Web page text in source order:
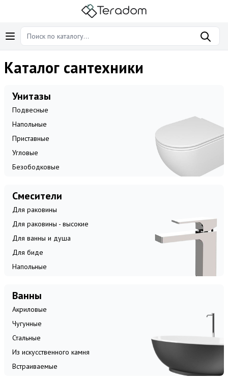
Каталог сантехники
Унитазы
Подвесные
Напольные
Приставные
Угловые
Безободковые
Смесители
Для раковины
Для раковины - высокие
Для ванны и душа
Для биде
Напольные
Ванны
Акриловые
Чугунные
Стальные
Из искусственного камня
Встраиваемые